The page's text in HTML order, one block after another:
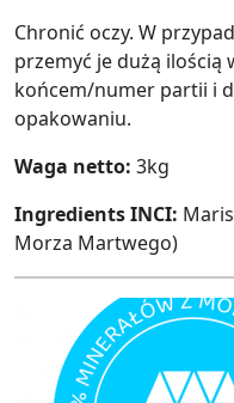
Chronić oczy. W
przemyć je dużą ilością
końcem/numer partii i
opakowaniu.
Waga netto: 3kg
Ingredients INCI:
Morza Martwego)